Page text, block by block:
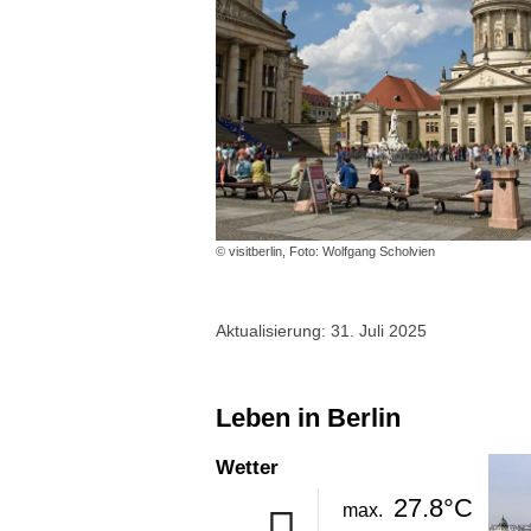
© visitberlin, Foto: Wolfgang Scholvien
Aktualisierung: 31. Juli 2025
Leben in Berlin
Wetter
max. 27.8°C